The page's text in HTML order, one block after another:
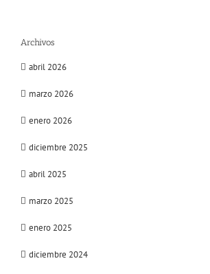
Archivos
abril 2026
marzo 2026
enero 2026
diciembre 2025
abril 2025
marzo 2025
enero 2025
diciembre 2024